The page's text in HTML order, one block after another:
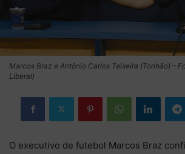
Marcos Braz e Antônio Carlos Teixeira (Tonhão) –
Liberal)
O executivo de futebol Marcos Braz